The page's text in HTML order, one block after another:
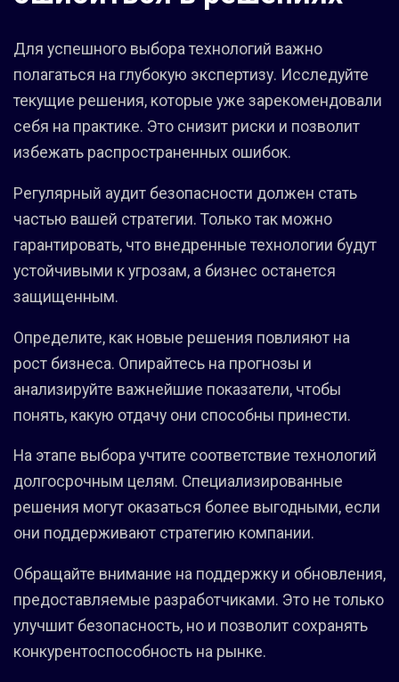
Для успешного выбора технологий важно
полагаться на глубокую экспертизу. Исследуйте
текущие решения, которые уже зарекомендовали
себя на практике. Это снизит риски и позволит
избежать распространенных ошибок.
Регулярный аудит безопасности должен стать
частью вашей стратегии. Только так можно
гарантировать, что внедренные технологии будут
устойчивыми к угрозам, а бизнес останется
защищенным.
Определите, как новые решения повлияют на
рост бизнеса. Опирайтесь на прогнозы и
анализируйте важнейшие показатели, чтобы
понять, какую отдачу они способны принести.
На этапе выбора учтите соответствие технологий
долгосрочным целям. Специализированные
решения могут оказаться более выгодными, если
они поддерживают стратегию компании.
Обращайте внимание на поддержку и обновления,
предоставляемые разработчиками. Это не только
улучшит безопасность, но и позволит сохранять
конкурентоспособность на рынке.